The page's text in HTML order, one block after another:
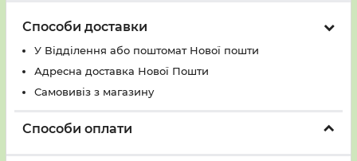
Способи доставки
У Вiддiлення або поштомат Нової пошти
Адресна доставка Нової Пошти
Самовивіз з магазину
Способи оплати